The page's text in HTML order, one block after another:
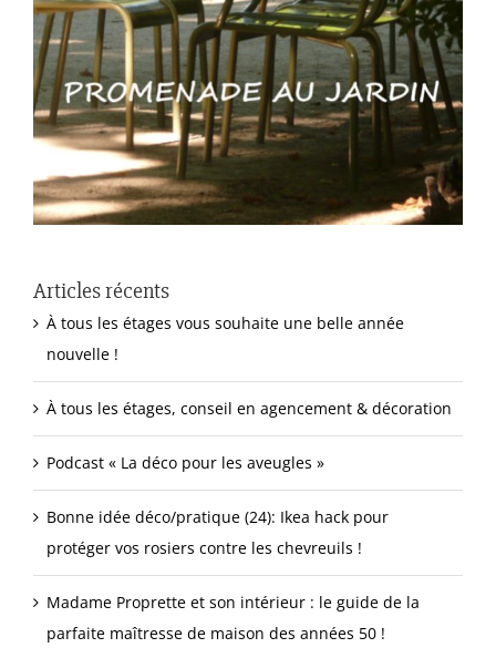
Articles récents
À tous les étages vous souhaite une belle année
nouvelle !
À tous les étages, conseil en agencement & décoration
Podcast « La déco pour les aveugles »
Bonne idée déco/pratique (24): Ikea hack pour
protéger vos rosiers contre les chevreuils !
Madame Proprette et son intérieur : le guide de la
parfaite maîtresse de maison des années 50 !